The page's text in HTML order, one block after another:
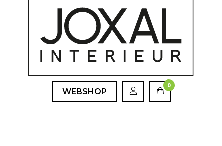
WEBSHOP
0